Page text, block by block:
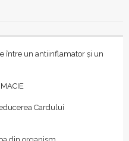
între un antiinflamator și un
Cardului